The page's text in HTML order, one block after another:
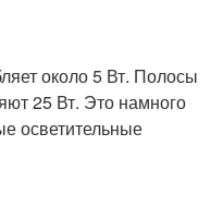
около 5 Вт. Полосы
25 Вт. Это намного
осветительные